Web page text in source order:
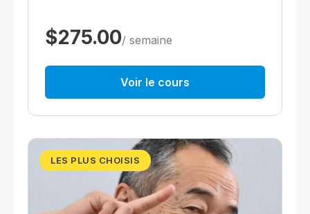
$275.00/ semaine
Voir le cours
LES PLUS CHOISIS